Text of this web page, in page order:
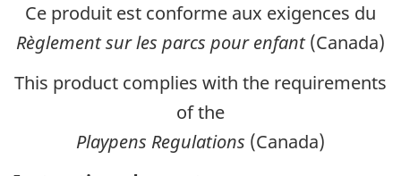
Ce produit est conforme aux exigences du
Règlement sur les parcs pour enfant(Canada)
This product complies with the requirements
of the
Playpens Regulations (Canada)